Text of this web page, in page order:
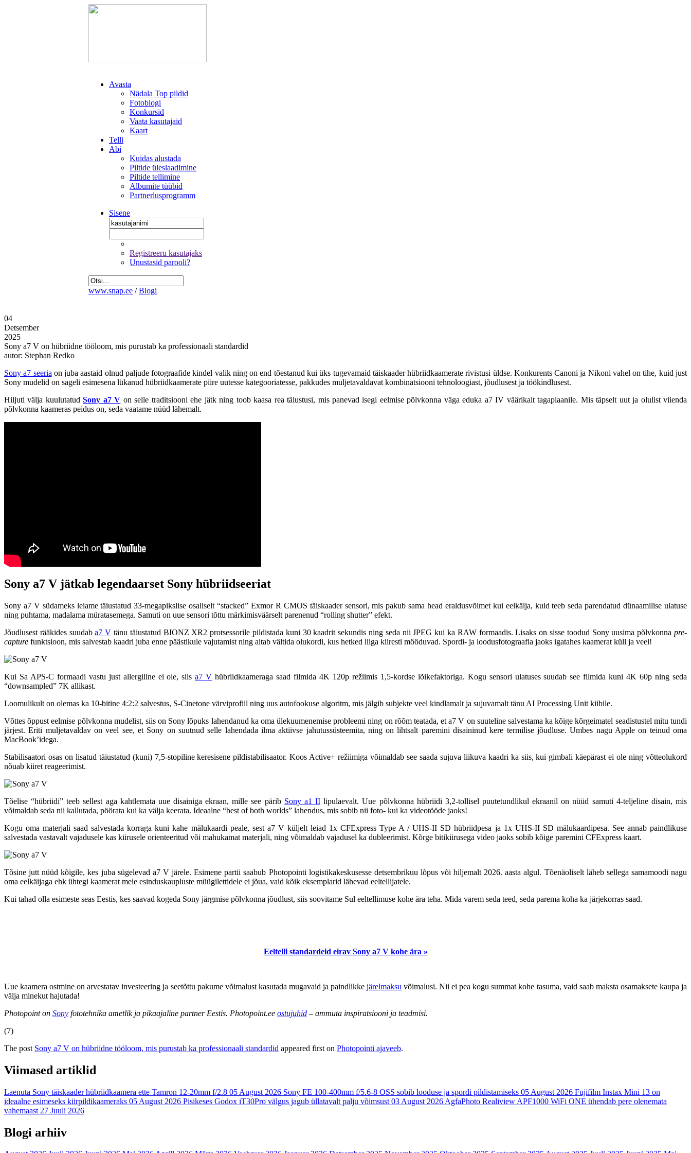
Avasta
Nädala Top pildid
Fotoblogi
Konkursid
Vaata kasutajaid
Kaart
Telli
Abi
Kuidas alustada
Piltide üleslaadimine
Piltide tellimine
Albumite tüübid
Partnerlusprogramm
Sisene
Registreeru kasutajaks
Unustasid parooli?
www.snap.ee / Blogi
04
Detsember
2025
Sony a7 V on hübriidne tööloom, mis purustab ka professionaali standardid
autor: Stephan Redko
Sony a7 seeria on juba aastaid olnud paljude fotograafide kindel valik ning on end tõestanud kui üks tugevamaid täiskaader hübriidkaamerate rivistusi üldse. Konkurents Canoni ja Nikoni vahel on tihe, kuid just
Sony mudelid on sageli esimesena lükanud hübriidkaamerate piire uutesse kategooriatesse, pakkudes muljetavaldavat kombinatsiooni tehnoloogiast, jõudlusest ja töökindlusest.
Hiljuti välja kuulutatudSony a7 V on selle traditsiooni ehe jätk ning toob kaasa rea täiustusi, mis panevad isegi eelmise põlvkonna väga eduka a7 IV väärikalt tagaplaanile. Mis täpselt uut ja olulist viienda
põlvkonna kaameras peidus on, seda vaatame nüüd lähemalt.
Sony a7 V jätkab legendaarset Sony hübriidseeriat
Sony a7 V südameks leiame täiustatud 33-megapikslise osaliselt “stacked” Exmor R CMOS täiskaader sensori, mis pakub sama head eraldusvõimet kui eelkäija, kuid teeb seda parendatud dünaamilise ulatuse
ning puhtama, madalama müratasemega. Samuti on uue sensori tõttu märkimisväärselt parenenud “rolling shutter” efekt.
Jõudlusest rääkides suudaba7 V tänu täiustatud BIONZ XR2 protsessorile pildistada kuni 30 kaadrit sekundis ning seda nii JPEG kui ka RAW formaadis. Lisaks on sisse toodud Sony uusima põlvkonnapre-
capture funktsioon, mis salvestab kaadri juba enne päästikule vajutamist ning aitab vältida olukordi, kus hetked liiga kiiresti mööduvad. Spordi- ja loodusfotograafia jaoks igatahes kaamerat küll ja veel!
Kui Sa APS-C formaadi vastu just allergiline ei ole, siisa7 V hübriidkaameraga saad filmida 4K 120p režiimis 1,5-kordse lõikefaktoriga. Kogu sensori ulatuses suudab see filmida kuni 4K 60p ning seda
“downsampled” 7K allikast.
Loomulikult on olemas ka 10-bitine 4:2:2 salvestus, S-Cinetone värviprofiil ning uus autofookuse algoritm, mis jälgib subjekte veel kindlamalt ja sujuvamalt tänu AI Processing Unit kiibile.
Võttes õppust eelmise põlvkonna mudelist, siis on Sony lõpuks lahendanud ka oma ülekuumenemise probleemi ning on rõõm teatada, et a7 V on suuteline salvestama ka kõige kõrgeimatel seadistustel mitu tundi
järjest. Eriti muljetavaldav on veel see, et Sony on suutnud selle lahendada ilma aktiivse jahutussüsteemita, ning on lihtsalt paremini disaininud kere termilise jõudluse. Umbes nagu Apple on teinud oma
MacBook’idega.
Stabilisaatori osas on lisatud täiustatud (kuni) 7,5-stopiline keresisene pildistabilisaator. Koos Active+ režiimiga võimaldab see saada sujuva liikuva kaadri ka siis, kui gimbali käepärast ei ole ning võtteolukord
nõuab kiiret reageerimist.
Tõelise “hübriidi” teeb sellest aga kahtlemata uue disainiga ekraan, mille see pärib Sony a1 II lipulaevalt. Uue põlvkonna hübriidi 3,2-tollisel puutetundlikul ekraanil on nüüd samuti 4-teljeline disain, mis
võimaldab seda nii kallutada, pöörata kui ka välja keerata. Ideaalne “best of both worlds” lahendus, mis sobib nii foto- kui ka videotööde jaoks!
Kogu oma materjali saad salvestada korraga kuni kahe mälukaardi peale, sest a7 V küljelt leiad 1x CFExpress Type A / UHS-II SD hübriidpesa ja 1x UHS-II SD mälukaardipesa. See annab paindlikuse
salvestada vastavalt vajadusele kas kiirusele orienteeritud või mahukamat materjali, ning võimaldab vajadusel ka dubleerimist. Kõrge bitikiirusega video jaoks sobib kõige paremini CFExpress kaart.
Tõsine jutt nüüd kõigile, kes juba sügelevad a7 V järele. Esimene partii saabub Photopointi logistikakeskusesse detsembrikuu lõpus või hiljemalt 2026. aasta algul. Tõenäoliselt läheb sellega samamoodi nagu
oma eelkäijaga ehk ühtegi kaamerat meie esinduskaupluste müügilettidele ei jõua, vaid kõik eksemplarid lähevad eeltellijatele.
Kui tahad olla esimeste seas Eestis, kes saavad kogeda Sony järgmise põlvkonna jõudlust, siis soovitame Sul eeltellimuse kohe ära teha. Mida varem seda teed, seda parema koha ka järjekorras saad.
Eeltelli standardeid eirav Sony a7 V kohe ära »
Uue kaamera ostmine on arvestatav investeering ja seetõttu pakume võimalust kasutada mugavaid ja paindlikke järelmaksu võimalusi. Nii ei pea kogu summat kohe tasuma, vaid saab maksta osamaksete kaupa ja
välja minekut hajutada!
Photopoint on Sony fototehnika ametlik ja pikaajaline partner Eestis. Photopoint.ee ostujuhid – ammuta inspiratsiooni ja teadmisi.
(7)
The post Sony a7 V on hübriidne tööloom, mis purustab ka professionaali standardid appeared first on Photopointi ajaveeb.
Viimased artiklid
Laenuta Sony täiskaader hübriidkaamera ette Tamron 12-20mm f/2.8 05 August 2026 Sony FE 100-400mm f/5.6-8 OSS sobib looduse ja spordi pildistamiseks 05 August 2026 Fujifilm Instax Mini 13 on
ideaalne esimeseks kiirpildikaameraks 05 August 2026 Pisikeses Godox iT30Pro välgus jagub üllatavalt palju võimsust 03 August 2026 AgfaPhoto Realiview APF1000 WiFi ONE ühendab pere olenemata
vahemaast 27 Juuli 2026
Blogi arhiiv